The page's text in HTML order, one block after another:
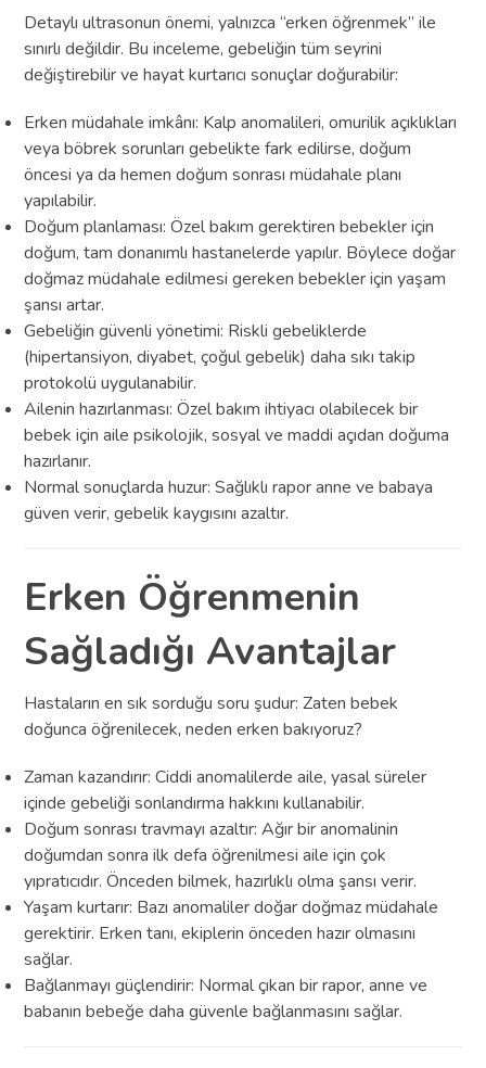
Detaylı ultrasonun önemi, yalnızca “erken öğrenmek” ile
sınırlı değildir. Bu inceleme, gebeliğin tüm seyrini
değiştirebilir ve hayat kurtarıcı sonuçlar doğurabilir:
Erken müdahale imkânı: Kalp anomalileri, omurilik açıklıkları
veya böbrek sorunları gebelikte fark edilirse, doğum
öncesi ya da hemen doğum sonrası müdahale planı
yapılabilir.
Doğum planlaması: Özel bakım gerektiren bebekler için
doğum, tam donanımlı hastanelerde yapılır. Böylece doğar
doğmaz müdahale edilmesi gereken bebekler için yaşam
şansı artar.
Gebeliğin güvenli yönetimi: Riskli gebeliklerde
(hipertansiyon, diyabet, çoğul gebelik) daha sıkı takip
protokolü uygulanabilir.
Ailenin hazırlanması: Özel bakım ihtiyacı olabilecek bir
bebek için aile psikolojik, sosyal ve maddi açıdan doğuma
hazırlanır.
Normal sonuçlarda huzur: Sağlıklı rapor anne ve babaya
güven verir, gebelik kaygısını azaltır.
Erken Öğrenmenin
Sağladığı Avantajlar
Hastaların en sık sorduğu soru şudur: Zaten bebek
doğunca öğrenilecek, neden erken bakıyoruz?
Zaman kazandırır: Ciddi anomalilerde aile, yasal süreler
içinde gebeliği sonlandırma hakkını kullanabilir.
Doğum sonrası travmayı azaltır: Ağır bir anomalinin
doğumdan sonra ilk defa öğrenilmesi aile için çok
yıpratıcıdır. Önceden bilmek, hazırlıklı olma şansı verir.
Yaşam kurtarır: Bazı anomaliler doğar doğmaz müdahale
gerektirir. Erken tanı, ekiplerin önceden hazır olmasını
sağlar.
Bağlanmayı güçlendirir: Normal çıkan bir rapor, anne ve
babanın bebeğe daha güvenle bağlanmasını sağlar.